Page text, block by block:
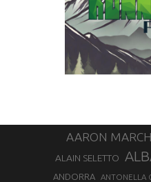
AARON MARCH
ALAIN SELETTO
ANDORRA ANTONELLA